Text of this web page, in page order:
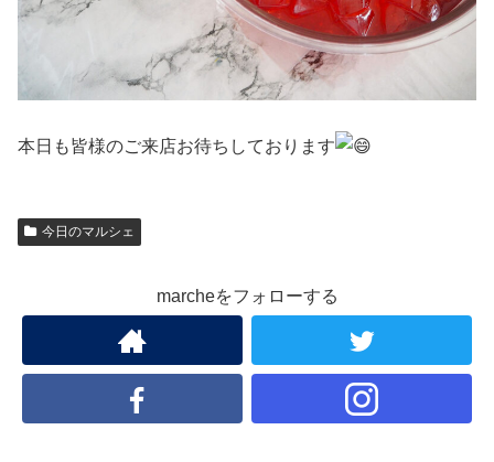
本日も皆様のご来店お待ちしております
今日のマルシェ
marcheをフォローする